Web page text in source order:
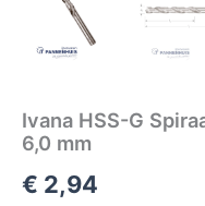
Ivana HSS-G
6,0 mm
€ 2,94